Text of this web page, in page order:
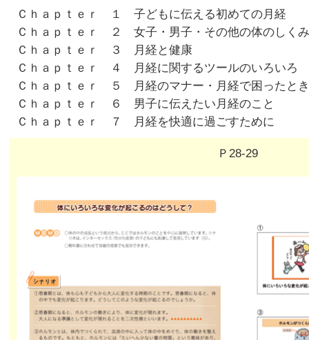
Ｃｈａｐｔｅｒ １ 子どもに伝える初めての月経
Ｃｈａｐｔｅｒ ２ 女子・男子・その他の体のしく
Ｃｈａｐｔｅｒ ３ 月経と健康
Ｃｈａｐｔｅｒ ４ 月経に関するツールのいろいろ
Ｃｈａｐｔｅｒ ５ 月経のマナー・月経で困ったと
Ｃｈａｐｔｅｒ ６ 男子に伝えたい月経のこと
Ｃｈａｐｔｅｒ ７ 月経を快適に過ごすために
Ｐ28-29